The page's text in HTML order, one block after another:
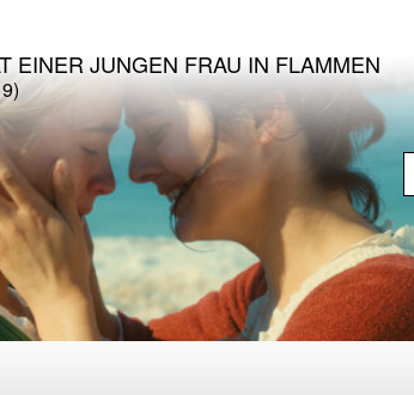
EINER JUNGEN FRAU IN FLAMMEN